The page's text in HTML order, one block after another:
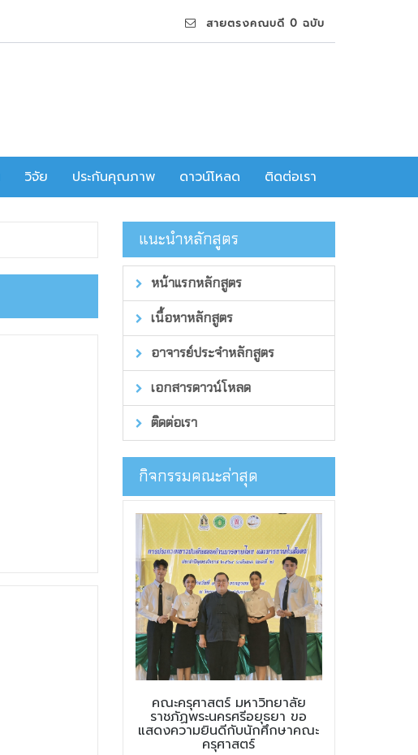
สายตรงคณบดี 0 ฉบับ
วิจัย ประกันคุณภาพ ดาวน์โหลด ติดต่อเรา
แนะนำหลักสูตร
หน้าแรกหลักสูตร
เนื้อหาหลักสูตร
อาจารย์ประจำหลักสูตร
เอกสารดาวน์โหลด
ติดต่อเรา
กิจกรรมคณะล่าสุด
คณะครุศาสตร์ มหาวิทยาลัย
ราชภัฏพระนครศรีอยุธยา ขอ
แสดงความยินดีกับนักศึกษาคณะ
ครุศาสตร์